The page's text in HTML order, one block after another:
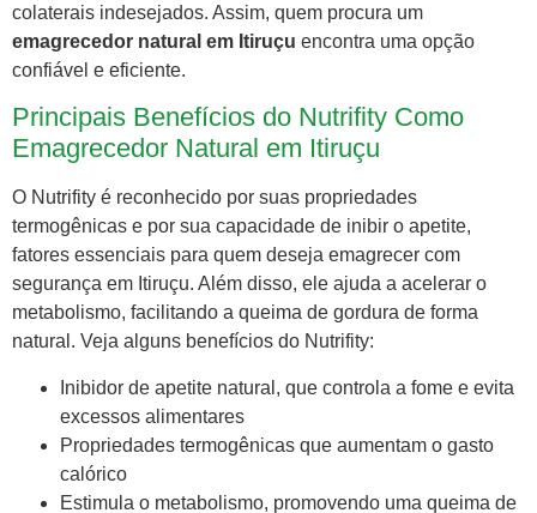
colaterais indesejados. Assim, quem procura um
emagrecedor natural em Itiruçu encontra uma opção
confiável e eficiente.
Principais Benefícios do Nutrifity Como
Emagrecedor Natural em Itiruçu
O Nutrifity é reconhecido por suas propriedades
termogênicas e por sua capacidade de inibir o apetite,
fatores essenciais para quem deseja emagrecer com
segurança em Itiruçu. Além disso, ele ajuda a acelerar o
metabolismo, facilitando a queima de gordura de forma
natural. Veja alguns benefícios do Nutrifity:
Inibidor de apetite natural, que controla a fome e evita
excessos alimentares
Propriedades termogênicas que aumentam o gasto
calórico
Estimula o metabolismo, promovendo uma queima de